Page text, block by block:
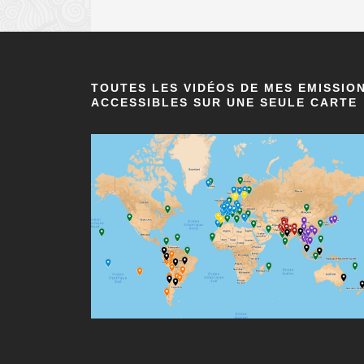
TOUTES LES VIDÉOS DE MES
ACCESSIBLES SUR UNE SEULE CARTE